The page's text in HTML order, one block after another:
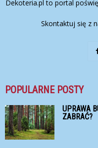
Dekoteria.pl to portal
Skontaktuj się z
POPULARNE POSTY
UPRAWA
ZABRAĆ?